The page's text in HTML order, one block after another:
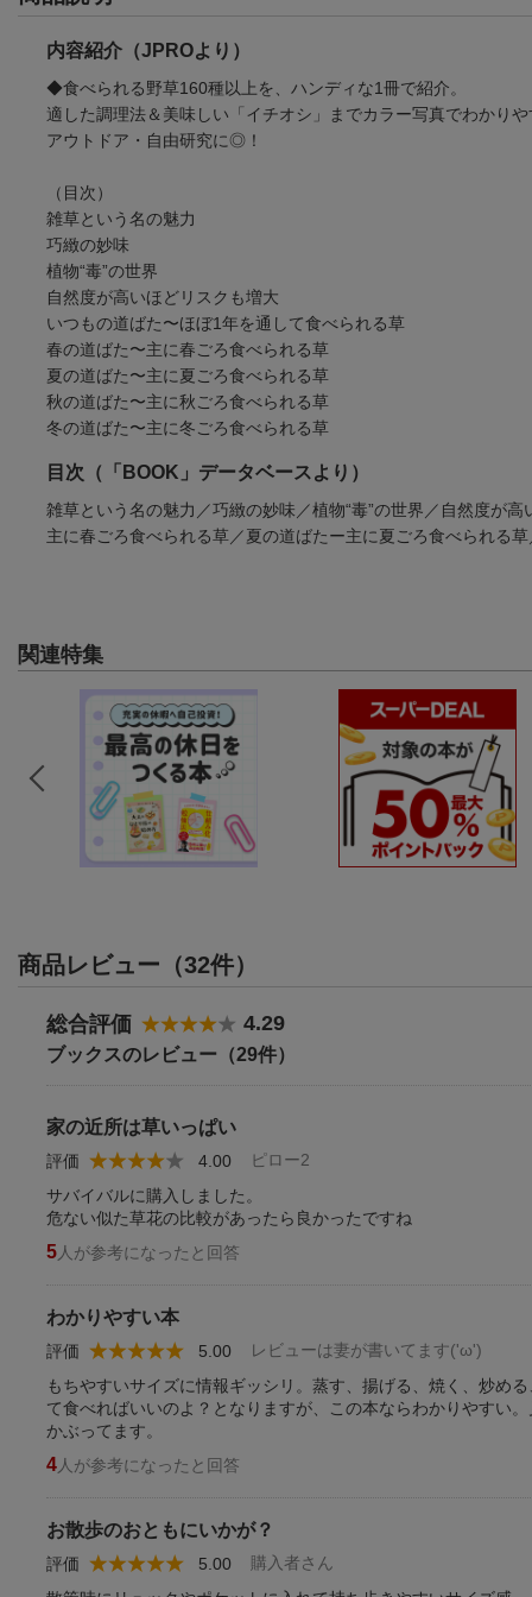
内容紹介（JPROより）
◆食べられる野草160種以上を、ハンディな1冊で紹介。
適した調理法＆美味しい「イチオシ」までカラー写真でわかり
アウトドア・自由研究に◎！
（目次）
雑草という名の魅力
巧緻の妙味
植物“毒”の世界
自然度が高いほどリスクも増大
いつもの道ばた〜ほぼ1年を通して食べられる草
春の道ばた〜主に春ごろ食べられる草
夏の道ばた〜主に夏ごろ食べられる草
秋の道ばた〜主に秋ごろ食べられる草
冬の道ばた〜主に冬ごろ食べられる草
目次（「BOOK」データベースより）
雑草という名の魅力／巧緻の妙味／植物“毒”の世界／自然度が
主に春ごろ食べられる草／夏の道ばたー主に夏ごろ食べられる
関連特集
商品レビュー（32件）
総合評価 4.29
ブックスのレビュー（29件）
家の近所は草いっぱい
ピロー2
評価
4.00
サバイバルに購入しました。
危ない似た草花の比較があったら良かったですね
5 人が参考になったと回答
わかりやすい本
レビューは妻が書いてます('ω')
評価
5.00
もちやすいサイズに情報ギッシリ。蒸す、揚げる、焼く、炒め
て食べればいいのよ？となりますが、この本ならわかりやすい
かぶってます。
4 人が参考になったと回答
お散歩のおともにいかが？
購入者さん
評価
5.00